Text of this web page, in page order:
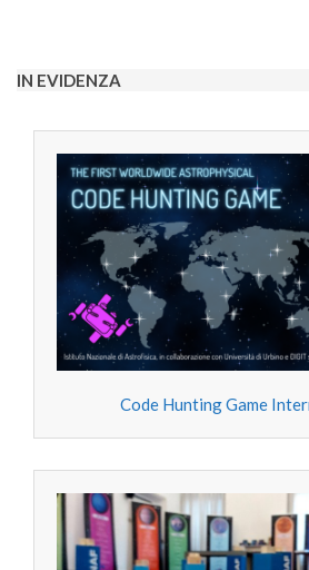
06
IN EVIDENZA
Code Hunting Game